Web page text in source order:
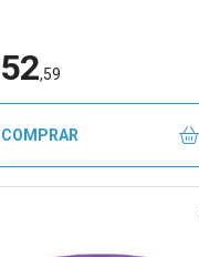
52,59
COMPRAR
TERMO DIGITADO